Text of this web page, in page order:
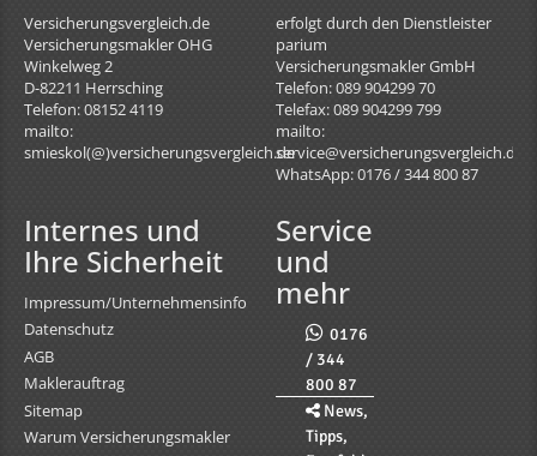
Versicherungsvergleich.de
Versicherungsmakler OHG
Winkelweg 2
D-82211 Herrsching
Telefon: 08152 4119
mailto:
smieskol(@)versicherungsvergleich.de
erfolgt durch den Dienstleister
parium
Versicherungsmakler GmbH
Telefon: 089 904299 70
Telefax: 089 904299 799
mailto:
service@versicherungsvergleich.de
WhatsApp: 0176 / 344 800 87
Internes und
Ihre Sicherheit
Impressum/Unternehmensinfo
Datenschutz
AGB
Maklerauftrag
Sitemap
Warum Versicherungsmakler
Service
und
mehr
0176
/ 344
800 87
News,
Tipps,